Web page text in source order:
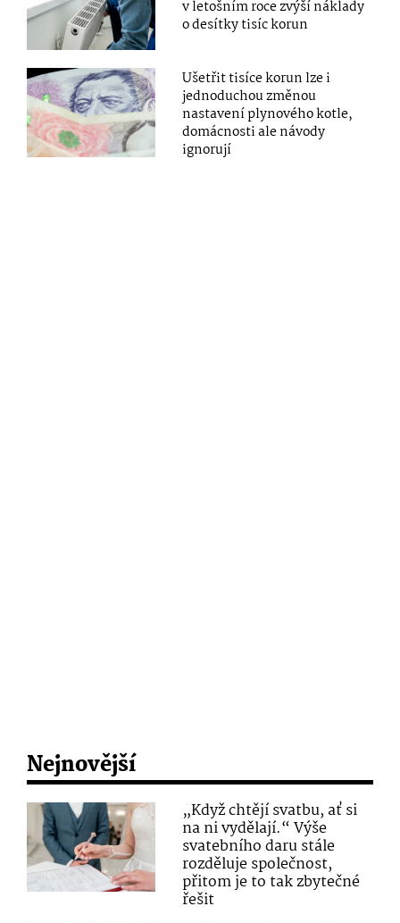
v letošním roce zvýší náklady
o desítky tisíc korun
Ušetřit tisíce korun lze i
jednoduchou změnou
nastavení plynového kotle,
domácnosti ale návody
ignorují
Nejnovější
„Když chtějí svatbu, ať si
na ni vydělají.“ Výše
svatebního daru stále
rozděluje společnost,
přitom je to tak zbytečné
řešit